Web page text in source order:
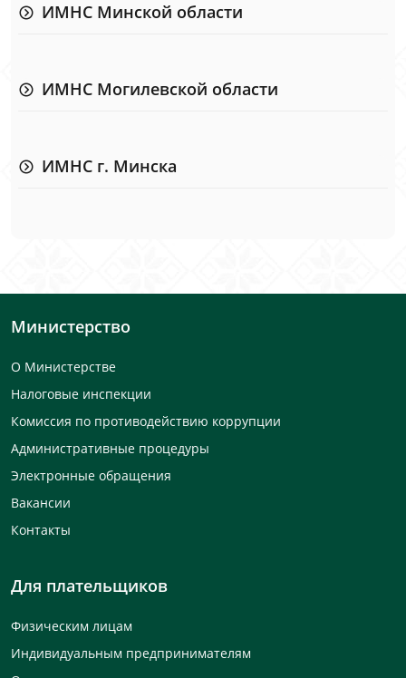
ИМНС Минской области
ИМНС Могилевской области
ИМНС г. Минска
Министерство
О Министерстве
Налоговые инспекции
Комиссия по противодействию коррупции
Административные процедуры
Электронные обращения
Вакансии
Контакты
Для плательщиков
Физическим лицам
Индивидуальным предпринимателям